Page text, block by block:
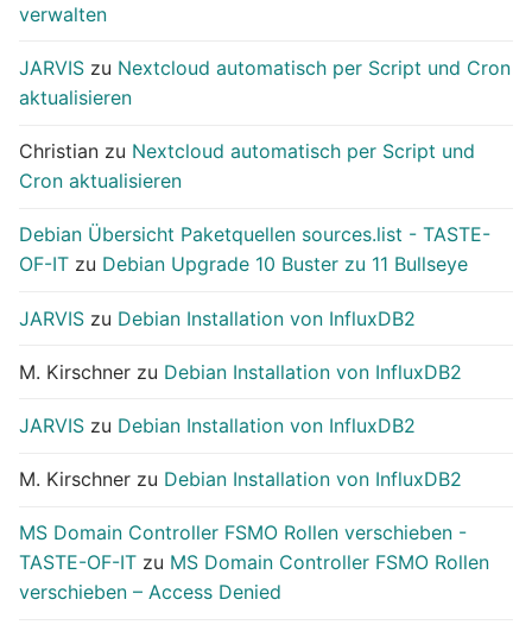
verwalten
JARVIS zu Nextcloud automatisch per Script und Cron
aktualisieren
Christian zu Nextcloud automatisch per Script und
Cron aktualisieren
Debian Übersicht Paketquellen sources.list - TASTE-
OF-IT zu Debian Upgrade 10 Buster zu 11 Bullseye
JARVIS zu Debian Installation von InfluxDB2
M. Kirschner zu Debian Installation von InfluxDB2
JARVIS zu Debian Installation von InfluxDB2
M. Kirschner zu Debian Installation von InfluxDB2
MS Domain Controller FSMO Rollen verschieben -
TASTE-OF-IT zu MS Domain Controller FSMO Rollen
verschieben – Access Denied